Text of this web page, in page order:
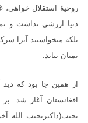
روحیۀ استقلال خواهی،
دنیا ارزشی نداشت و
بلکه میخواستند آنرا
بمیان بیاید.
از همین جا بود که
افغانستان آغاز شد.
نجیب(داکترنجیب الله